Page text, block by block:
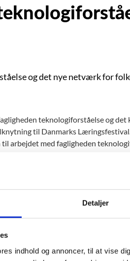
Detaljer
indhold og annoncer, til at vise
og det nye netværk for
teknologiforståelse og det
til Danmarks
arbejdet med fagligheden
netværkets indhold og aktiviteter.
Vi sigter efter en bred
at begrænse antal deltagere